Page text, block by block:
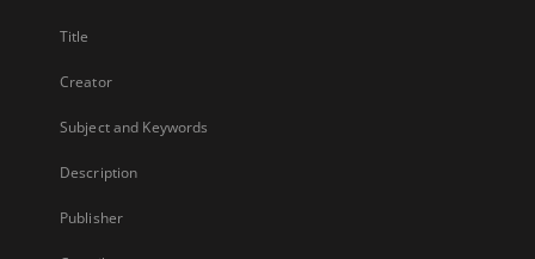
Title
Creator
Subject and Keywords
Description
Publisher